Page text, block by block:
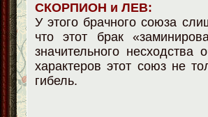
СКОРПИОН и ЛЕВ:
У этого брачного союза
что этот брак
значительного несходства
характеров этот союз не
гибель.